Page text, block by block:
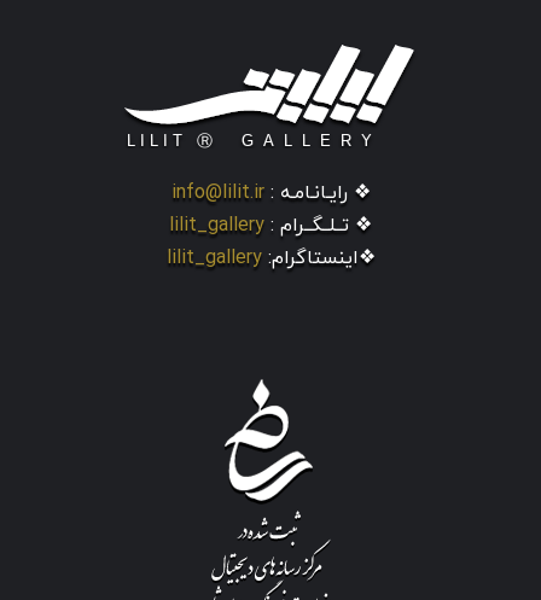
❖ رایـانـامـه : info@lilit.ir
❖ تــلــگــرام : lilit_gallery
❖اینستاگرام: lilit_gallery